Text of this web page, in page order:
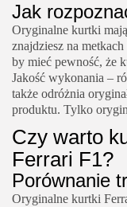
Jak
Oryginalne kurtki
znajdziesz na
by mieć pewność, że
Jakość wykonania –
także odróżnia
produktu. Tylko
Czy warto
Ferrari F1?
Porównanie
Oryginalne kurtki